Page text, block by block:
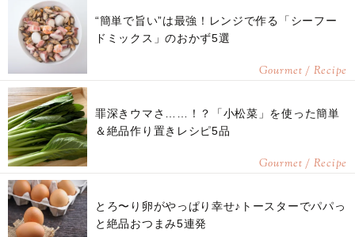
“簡単で旨い”は最強！レンジで作る「シーフー
ドミックス」のおかず5選
Gourmet / Recipe
罪深きウマさ……！？「小松菜」を使った簡単
＆絶品作り置きレシピ5品
Gourmet / Recipe
とろ〜り卵がやっぱり幸せ♪トースターでパパっ
と絶品おつまみ5連発